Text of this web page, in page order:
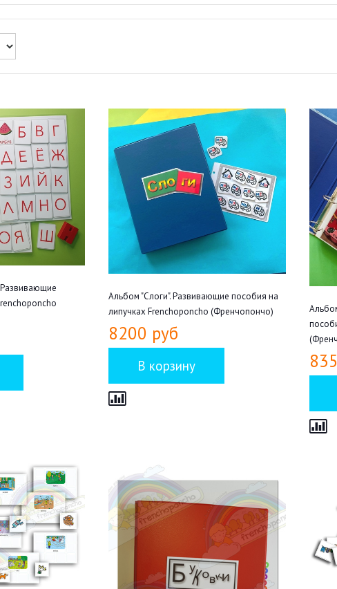
Развивающие
Альбом "Слоги". Развивающие пособия на
липучках Frenchoponcho (Френчопончо)
8200 руб